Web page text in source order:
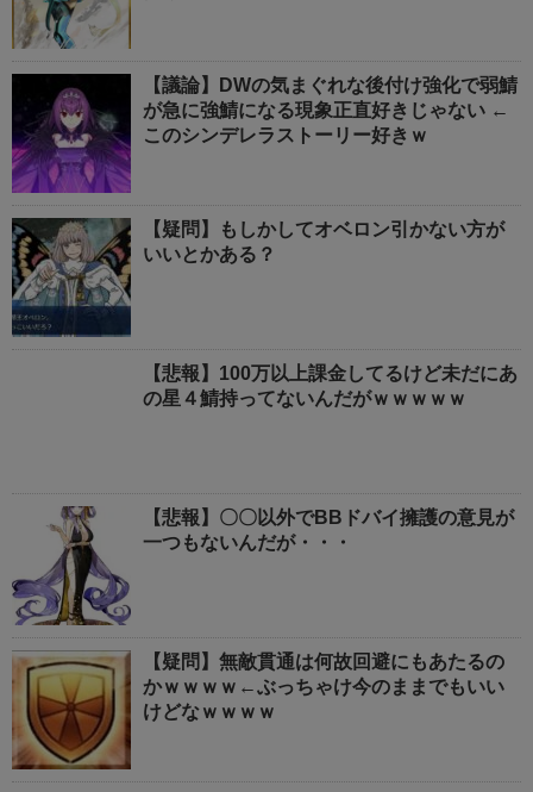
【議論】DWの気まぐれな後付け強化で弱鯖
が急に強鯖になる現象正直好きじゃない ←
このシンデレラストーリー好きｗ
【疑問】もしかしてオベロン引かない方が
いいとかある？
【悲報】100万以上課金してるけど未だにあ
の星４鯖持ってないんだがｗｗｗｗｗ
【悲報】〇〇以外でBBドバイ擁護の意見が
一つもないんだが・・・
【疑問】無敵貫通は何故回避にもあたるの
かｗｗｗｗ←ぶっちゃけ今のままでもいい
けどなｗｗｗｗ